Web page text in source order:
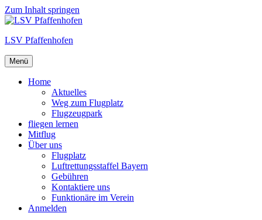
Zum Inhalt springen
LSV Pfaffenhofen
Menü
Home
Aktuelles
Weg zum Flugplatz
Flugzeugpark
fliegen lernen
Mitflug
Über uns
Flugplatz
Luftrettungsstaffel Bayern
Gebühren
Kontaktiere uns
Funktionäre im Verein
Anmelden